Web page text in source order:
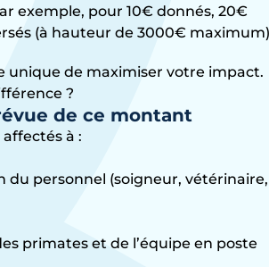
exemple, pour 10€ donnés, 20€
(à hauteur de 3000€
unique de maximiser votre impact.
?
de ce montant
à :
du personnel (soigneur, vétérinaire,
primates et de l’équipe en poste